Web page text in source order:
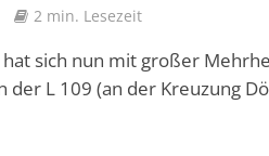
2 min. Lesezeit
sich nun mit großer
der L 109 (an der Kreuzung